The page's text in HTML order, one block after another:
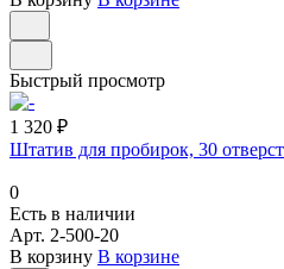
Быстрый просмотр
1 320 ₽
Штатив для пробирок, 30
0
Есть в наличии
Арт. 2-500-20
В корзину В корзине